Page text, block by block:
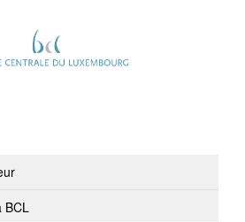
BCL